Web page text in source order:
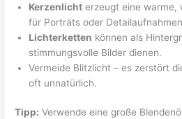
Kerzenlicht erzeugt eine warme,
für Porträts oder
Lichterketten können als
stimmungsvolle Bilder dienen.
Vermeide Blitzlicht – es zerstört
oft unnatürlich.
Tipp: Verwende eine große